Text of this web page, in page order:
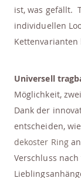
ist, was gefällt.
individuellen
Universell
Möglichkeit,
Dank der
entscheiden,
dekoster Ringan
Verschluss